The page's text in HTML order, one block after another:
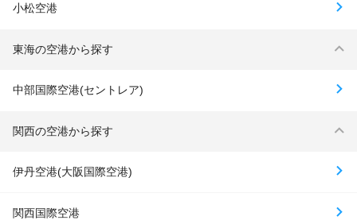
小松空港
東海の空港から探す
中部国際空港(セントレア)
関西の空港から探す
伊丹空港(大阪国際空港)
関西国際空港